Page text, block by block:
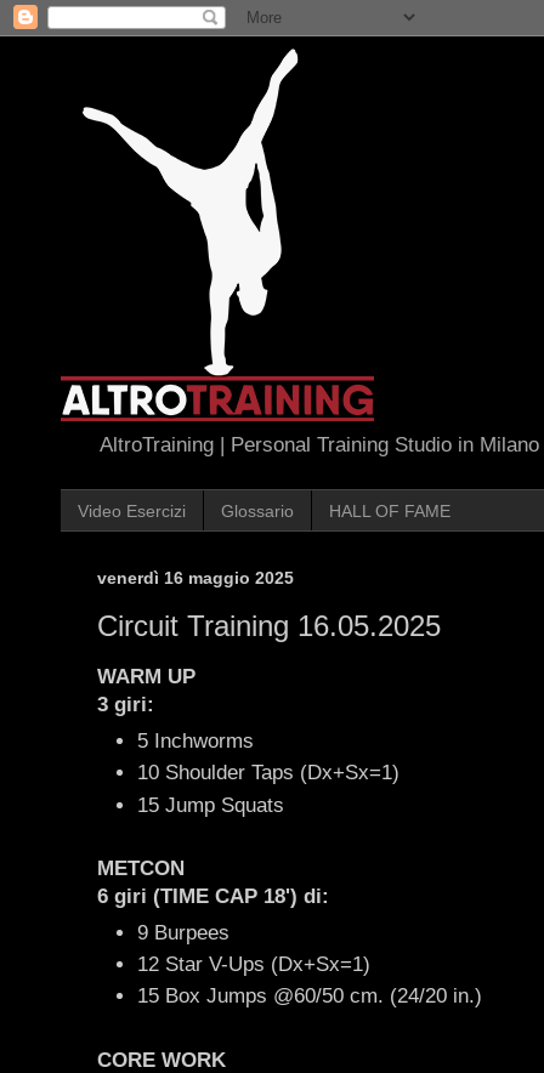
AltroTraining | Personal Training Studio in Milano
Video Esercizi Glossario HALL OF FAME
venerdì 16 maggio 2025
Circuit Training 16.05.2025
WARM UP
3 giri:
5 Inchworms
10 Shoulder Taps (Dx+Sx=1)
15 Jump Squats
METCON
6 giri (TIME CAP 18') di:
9 Burpees
12 Star V-Ups (Dx+Sx=1)
15 Box Jumps @60/50 cm. (24/20 in.)
CORE WORK